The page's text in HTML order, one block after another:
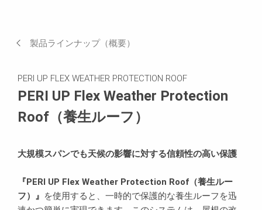
関連製品
製品ラインナップ（概要）
PERI UP FLEX WEATHER PROTECTION ROOF
PERI UP Flex Weather Protection
Roof（養生ルーフ）
大規模スパンでも天候の影響に対する信頼性の高い保護
『PERI UP Flex Weather Protection Roof（養生ルー
フ）』 を使用すると、一時的で保護的な養生ルーフを迅